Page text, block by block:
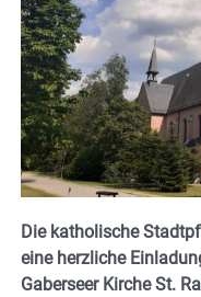
Die katholische
eine herzliche
Gaberseer Kirche St.